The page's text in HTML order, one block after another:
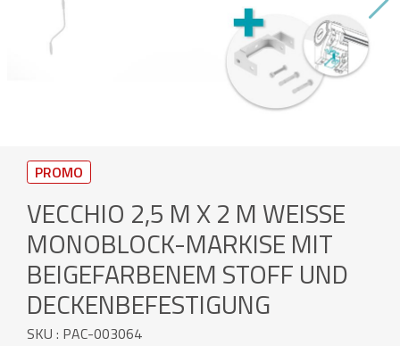
PROMO
VECCHIO 2,5 M X 2 M WEISSE M
ONOBLOCK-MARKISE MIT B
EIGEFARBENEM STOFF UND D
ECKENBEFESTIGUNG
SKU : PAC-003064